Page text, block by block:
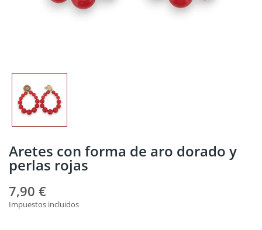
Aretes con forma de aro dorado y
perlas rojas
7,90 €
Impuestos incluidos